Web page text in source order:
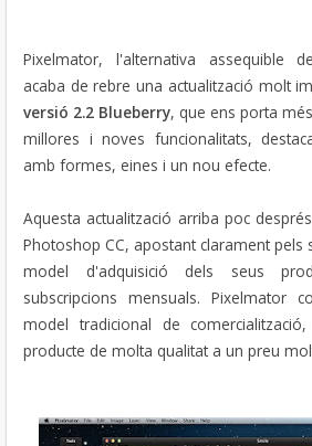
Pixelmator, l'alternativa assequible
acaba de rebre una actualització molt
versió 2.2 Blueberry, que ens porta
millores i noves funcionalitats,
amb formes, eines i un nou efecte.
Aquesta actualització arriba poc
Photoshop CC, apostant clarament pels
model d'adquisició dels seus
subscripcions mensuals. Pixelmator
model tradicional de
producte de molta qualitat a un preu